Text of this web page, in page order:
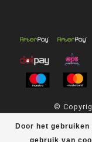
Door het
gebruik van
©
Buitensportvoeding.nl